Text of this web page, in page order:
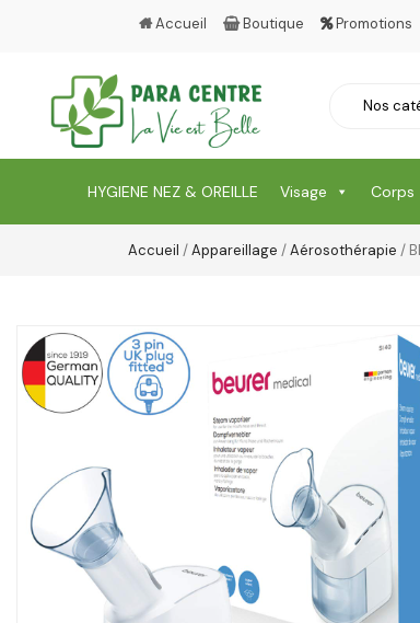
Accueil Boutique Promotions
HYGIENE NEZ & OREILLE Visage Corps
Accueil /Appareillage /Aérosothérapie /